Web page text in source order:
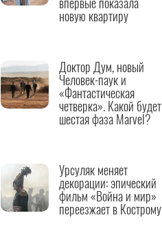
новую квартиру
Доктор Дум, новый
Человек-паук и
«Фантастическая
четверка». Какой будет
шестая фаза Marvel?
Урсуляк меняет
декорации: эпический
фильм «Война и мир»
переезжает в Кострому